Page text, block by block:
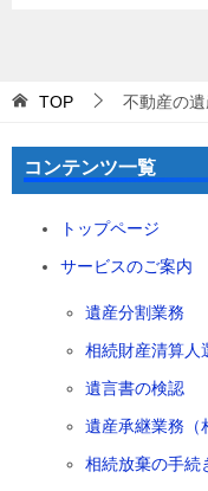
TOP 不動産の
コンテンツ一覧
トップページ
サービスのご案内
遺産分割業務
相続財産清算人
遺言書の検認
遺産承継業務（
相続放棄の手続